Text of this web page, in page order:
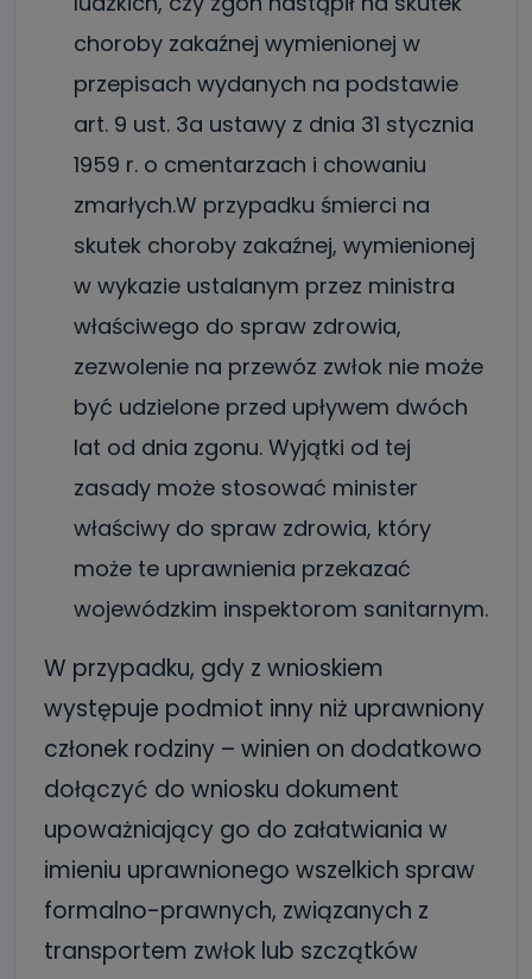
dane, które pochodzą bezpośrednio od Państwa (lub
zostały przekazane w Państwa imieniu) lub dane osobowe,
które zostały zebrane ze źródeł publicznie dostępnych, w
kontaktowy, adres korespondencyjny. Odbiorcą Pastwa
danych osobowych są pracownicy i współpracownicy
oraz partnerzy wspomagający administratora w jego
biznesowej działalności.
Jak skontaktować się z inspektorem
danych osobowych?
Można to zrobić pod numerem telefonu 62 735-51-05 lub
e-mailowo pod adresem: poczta@tvproart.pl
choroby zakaźnej wymienionej w
przepisach wydanych na podstawie
art. 9 ust. 3a ustawy z dnia 31 stycznia
1959 r. o cmentarzach i chowaniu
zmarłych.W przypadku śmierci na
skutek choroby zakaźnej, wymienionej
w wykazie ustalanym przez ministra
właściwego do spraw zdrowia,
zezwolenie na przewóz zwłok nie może
być udzielone przed upływem dwóch
lat od dnia zgonu. Wyjątki od tej
zasady może stosować minister
właściwy do spraw zdrowia, który
może te uprawnienia przekazać
wojewódzkim inspektorom sanitarnym.
W przypadku, gdy z wnioskiem
występuje podmiot inny niż uprawniony
członek rodziny – winien on dodatkowo
dołączyć do wniosku dokument
upoważniający go do załatwiania w
imieniu uprawnionego wszelkich spraw
formalno-prawnych, związanych z
transportem zwłok lub szczątków